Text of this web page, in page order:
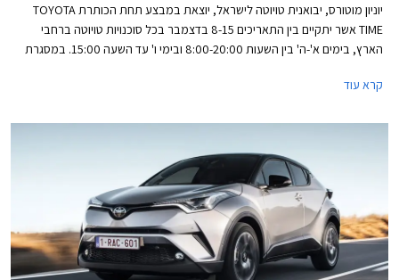
יוניון מוטורס, יבואנית טויוטה לישראל, יוצאת במבצע תחת הכותרת TOYOTA
TIME אשר יתקיים בין התאריכים 8-15 בדצמבר בכל סוכנויות טויוטה ברחבי
הארץ, בימים א'-ה' בין השעות 8:00-20:00 ובימי ו' עד השעה 15:00. במסגרת
1.95%, וטרייד-אין.
קרא עוד